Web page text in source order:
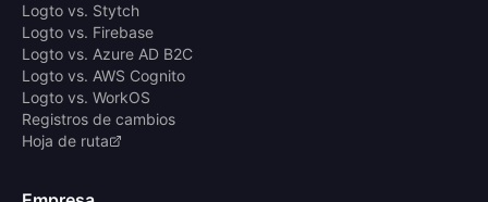
Logto vs. Stytch
Logto vs. Firebase
Logto vs. Azure AD B2C
Logto vs. AWS Cognito
Logto vs. WorkOS
Registros de cambios
Hoja de ruta